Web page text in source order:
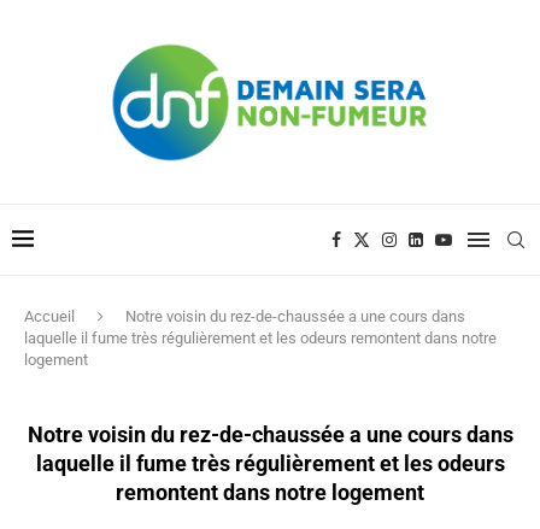
Accueil
Notre voisin du rez-de-chaussée a une cours dans
laquelle il fume très régulièrement et les odeurs remontent dans notre
logement
Notre voisin du rez-de-chaussée a une cours dans
laquelle il fume très régulièrement et les odeurs
remontent dans notre logement